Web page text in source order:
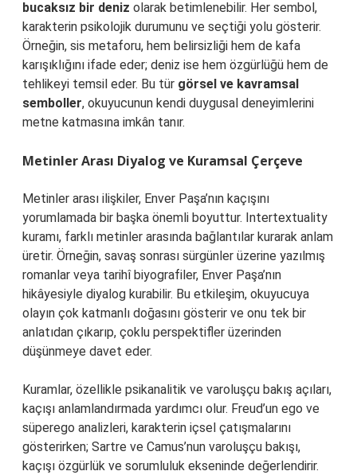
bucaksız bir deniz olarak betimlenebilir. Her sembol,
karakterin psikolojik durumunu ve seçtiği yolu gösterir.
Örneğin, sis metaforu, hem belirsizliği hem de kafa
karışıklığını ifade eder; deniz ise hem özgürlüğü hem de
tehlikeyi temsil eder. Bu tür görsel ve kavramsal
semboller, okuyucunun kendi duygusal deneyimlerini
metne katmasına imkân tanır.
Metinler Arası Diyalog ve Kuramsal Çerçeve
Metinler arası ilişkiler, Enver Paşa’nın kaçışını
yorumlamada bir başka önemli boyuttur. Intertextuality
kuramı, farklı metinler arasında bağlantılar kurarak anlam
üretir. Örneğin, savaş sonrası sürgünler üzerine yazılmış
romanlar veya tarihî biyografiler, Enver Paşa’nın
hikâyesiyle diyalog kurabilir. Bu etkileşim, okuyucuya
olayın çok katmanlı doğasını gösterir ve onu tek bir
anlatıdan çıkarıp, çoklu perspektifler üzerinden
düşünmeye davet eder.
Kuramlar, özellikle psikanalitik ve varoluşçu bakış açıları,
kaçışı anlamlandırmada yardımcı olur. Freud’un ego ve
süperego analizleri, karakterin içsel çatışmalarını
gösterirken; Sartre ve Camus’nun varoluşçu bakışı,
kaçışı özgürlük ve sorumluluk ekseninde değerlendirir.